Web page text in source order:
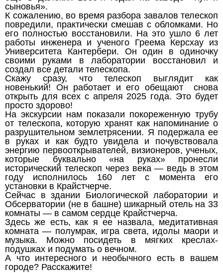
сыновья».
К сожалению, во время разбора завалов телескоп
повредили, практически смешав с обломками. Но
его полностью восстановили. На это ушло 6 лет
работы инженера и ученого Греема Керсхау из
Университета Кантербери. Он один в одиночку
своими руками в лаборатории восстановил и
создал все детали телескопа.
Скажу сразу, что телескоп выглядит как
новенький! Он работает и его обещают снова
открыть для всех с апреля 2025 года. Это будет
просто здорово!
На экскурсии нам показали покореженную трубу
от телескопа, которую хранят как напоминание о
разрушительном землетрясении. Я подержала ее
в руках и как будто увидела и почувствовала
энергию первооткрывателей, визионеров, ученых,
которые буквально «на руках» пронесли
исторический телескоп через века — ведь в этом
году исполнилось 160 лет с момента его
установки в Крайстчерче.
Сейчас в здании Биологической лаборатории и
Обсерватории (не в башне) шикарный отель на 33
комнаты — в самом сердце Крайстчерча.
Здесь же есть, как я ее назвала, медитативная
комната — полумрак, игра света, идолы маори и
музыка. Можно посидеть в мягких креслах-
подушках и подумать о вечном.
А что интересного и необычного есть в вашем
городе? Расскажите!